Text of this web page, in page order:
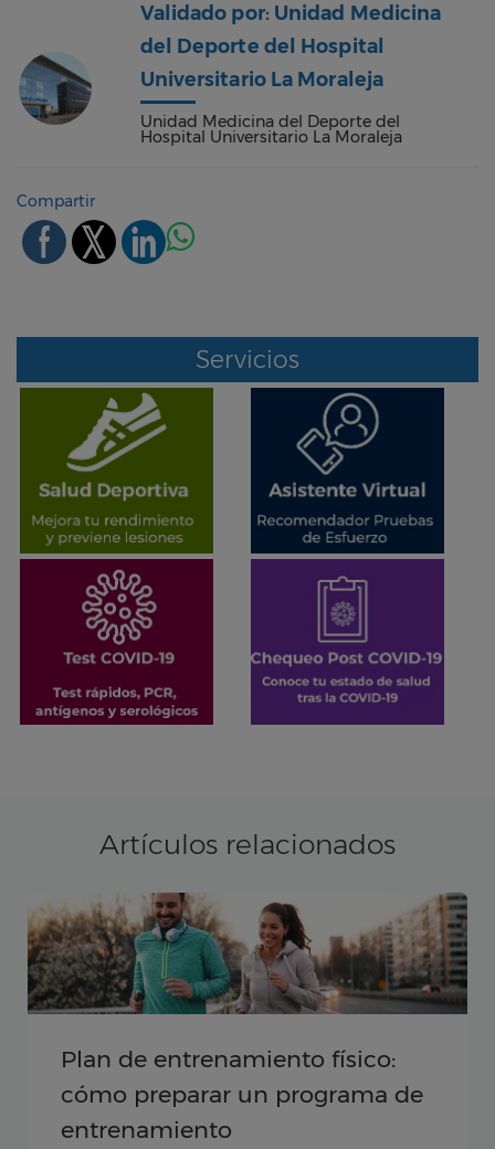
Validado por: Unidad Medicina
del Deporte del Hospital
Universitario La Moraleja
Unidad Medicina del Deporte del
Hospital Universitario La Moraleja
Compartir
Servicios
Artículos relacionados
Plan de entrenamiento físico:
cómo preparar un programa de
entrenamiento